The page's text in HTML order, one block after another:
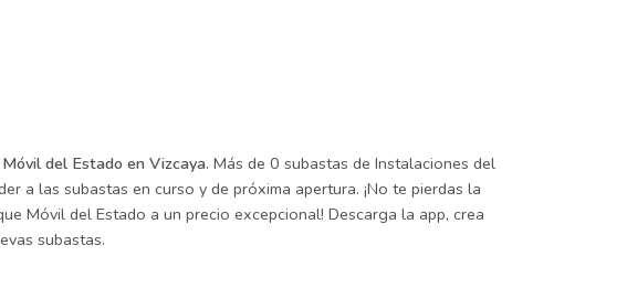
del Estado en Vizcaya. Más de 0 subastas de Instalaciones del
a las subastas en curso y de próxima apertura. ¡No te pierdas la
Móvil del Estado a un precio excepcional! Descarga la app, crea
subastas.